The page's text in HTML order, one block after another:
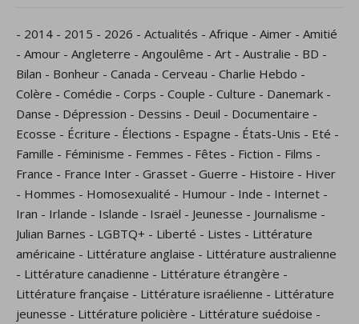
- 2014 - 2015 - 2026 - Actualités - Afrique - Aimer - Amitié
- Amour - Angleterre - Angoulême - Art - Australie - BD -
Bilan - Bonheur - Canada - Cerveau - Charlie Hebdo -
Colère - Comédie - Corps - Couple - Culture - Danemark -
Danse - Dépression - Dessins - Deuil - Documentaire -
Ecosse - Écriture - Élections - Espagne - États-Unis - Eté -
Famille - Féminisme - Femmes - Fêtes - Fiction - Films -
France - France Inter - Grasset - Guerre - Histoire - Hiver
- Hommes - Homosexualité - Humour - Inde - Internet -
Iran - Irlande - Islande - Israël - Jeunesse - Journalisme -
Julian Barnes - LGBTQ+ - Liberté - Listes - Littérature
américaine - Littérature anglaise - Littérature australienne
- Littérature canadienne - Littérature étrangère -
Littérature française - Littérature israélienne - Littérature
jeunesse - Littérature policière - Littérature suédoise -